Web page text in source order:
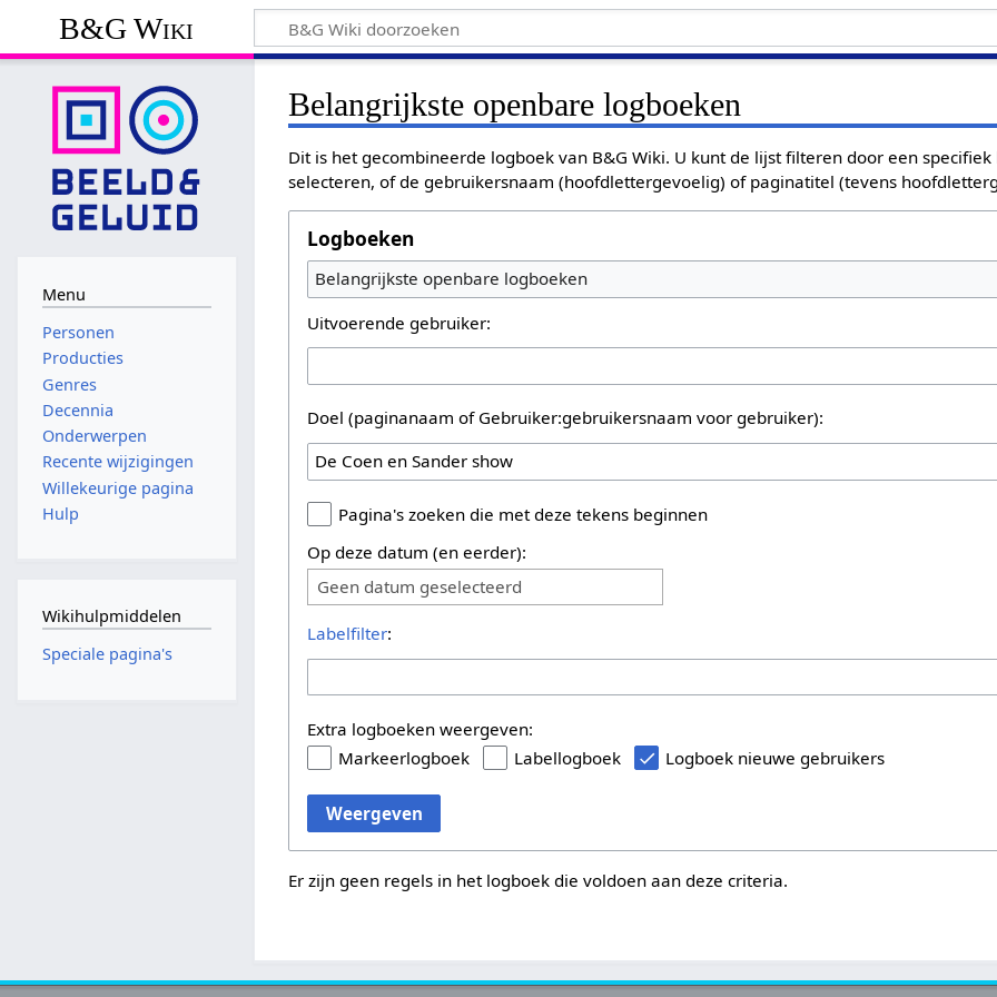
B&G Wiki
Belangrijkste openbare logboeken
Dit is het gecombineerde logboek van B&G Wiki. U kunt de lijst filteren door een
selecteren, of de gebruikersnaam (hoofdlettergevoelig) of paginatitel (tevens
Logboeken
Belangrijkste openbare logboeken
Uitvoerende gebruiker:
Doel (paginanaam of Gebruiker:gebruikersnaam voor gebruiker):
Pagina's zoeken die met deze tekens beginnen
Op deze datum (en eerder):
Geen datum geselecteerd
Labelfilter:
Extra logboeken weergeven:
Markeerlogboek
Labellogboek Logboek nieuwe gebruikers
Weergeven
Er zijn geen regels in het logboek die voldoen aan deze criteria.
Menu
Personen
Producties
Genres
Decennia
Onderwerpen
Recente wijzigingen
Willekeurige pagina
Hulp
Wikihulpmiddelen
Speciale pagina's